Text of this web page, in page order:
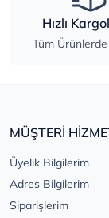
Hızlı
Tüm
MÜŞTERİ
Üyelik Bilgilerim
Adres Bilgilerim
Siparişlerim